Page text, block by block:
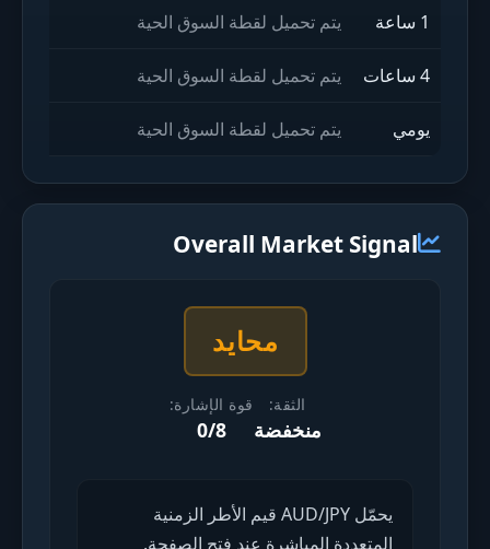
1 ساعة يتم تحميل لقطة السوق الحية
4 ساعات يتم تحميل لقطة السوق الحية
يومي يتم تحميل لقطة السوق الحية
Overall Market Signal
محايد
الثقة:
منخفضة
قوة الإشارة:
0/8
يحمّل AUD/JPY قيم الأطر الزمنية
المتعددة المباشرة عند فتح الصفحة.